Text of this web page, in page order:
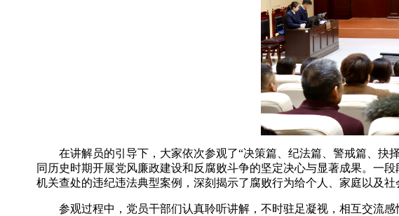
在讲解员的引导下，大家依次参观了“决策篇、纪法篇、警戒篇、抉
同历史时期开展党风廉政建设和反腐败斗争的坚定决心与显著成果。一
机关查处的违纪违法典型案例，深刻揭示了腐败行为给个人、家庭以及
参观过程中，党员干部们认真聆听讲解，不时驻足凝视，相互交流感